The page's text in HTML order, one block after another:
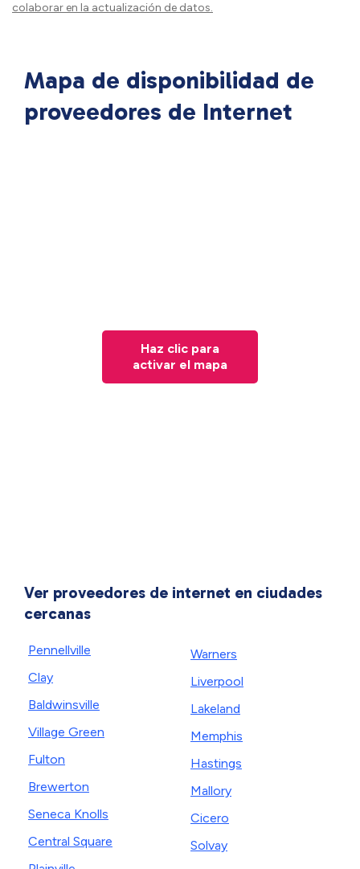
colaborar en la actualización de datos.
Mapa de disponibilidad de
proveedores de Internet
Haz clic para
activar el mapa
Ver proveedores de internet en ciudades
cercanas
Pennellville
Clay
Baldwinsville
Village Green
Fulton
Brewerton
Seneca Knolls
Central Square
Warners
Liverpool
Lakeland
Memphis
Hastings
Mallory
Cicero
Solvay